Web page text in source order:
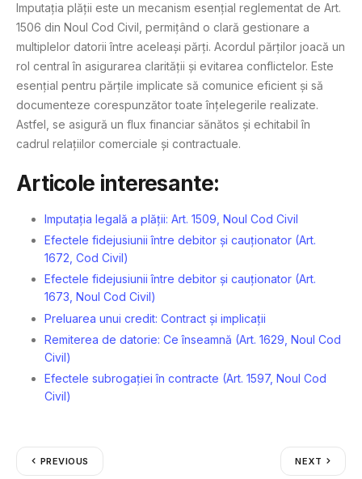
Imputația plății este un mecanism esențial reglementat de Art.
1506 din Noul Cod Civil, permițând o clară gestionare a
multiplelor datorii între aceleași părți. Acordul părților joacă un
rol central în asigurarea clarității și evitarea conflictelor. Este
esențial pentru părțile implicate să comunice eficient și să
documenteze corespunzător toate înțelegerile realizate.
Astfel, se asigură un flux financiar sănătos și echitabil în
cadrul relațiilor comerciale și contractuale.
Articole interesante:
Imputația legală a plății: Art. 1509, Noul Cod Civil
Efectele fidejusiunii între debitor și cauționator (Art.
1672, Cod Civil)
Efectele fidejusiunii între debitor și cauționator (Art.
1673, Noul Cod Civil)
Preluarea unui credit: Contract și implicații
Remiterea de datorie: Ce înseamnă (Art. 1629, Noul Cod
Civil)
Efectele subrogației în contracte (Art. 1597, Noul Cod
Civil)
PREVIOUS NEXT